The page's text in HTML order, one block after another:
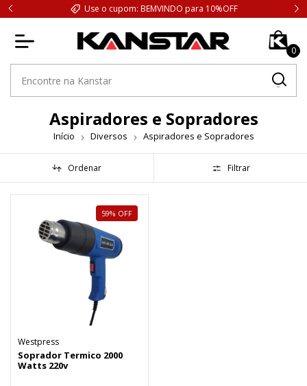
Use o cupom: BEMVINDO para 10%OFF
0
Aspiradores e Sopradores
Início Diversos Aspiradores e Sopradores
Ordenar Filtrar
59% OFF
Westpress
Soprador Termico 2000
Watts 220v